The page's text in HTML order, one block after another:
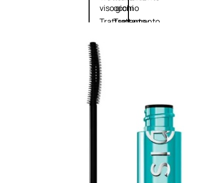
viso giorno
Trattamento
Trattamento
viso 24 ore
Trattamento
viso antietà
Trattamento
viso
Trattamento
occhi
Trattamento
Cofanetti
trattamento